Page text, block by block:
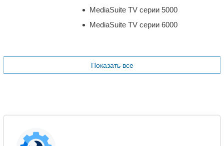
MediaSuite TV серии 5000
MediaSuite TV серии 6000
Показать все